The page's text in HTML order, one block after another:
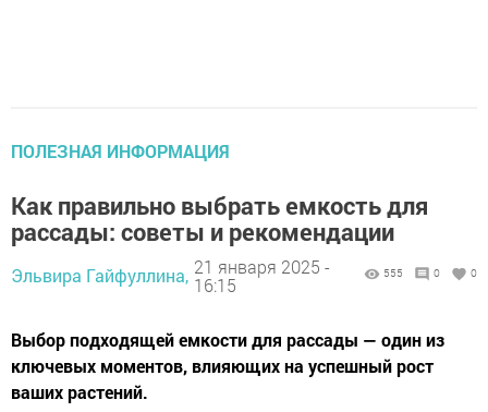
ПОЛЕЗНАЯ ИНФОРМАЦИЯ
Как правильно выбрать емкость для
рассады: советы и рекомендации
Эльвира Гайфуллина, 21 января 2025 -
16:15
555 0 0
Выбор подходящей емкости для рассады — один из
ключевых моментов, влияющих на успешный рост
ваших растений.